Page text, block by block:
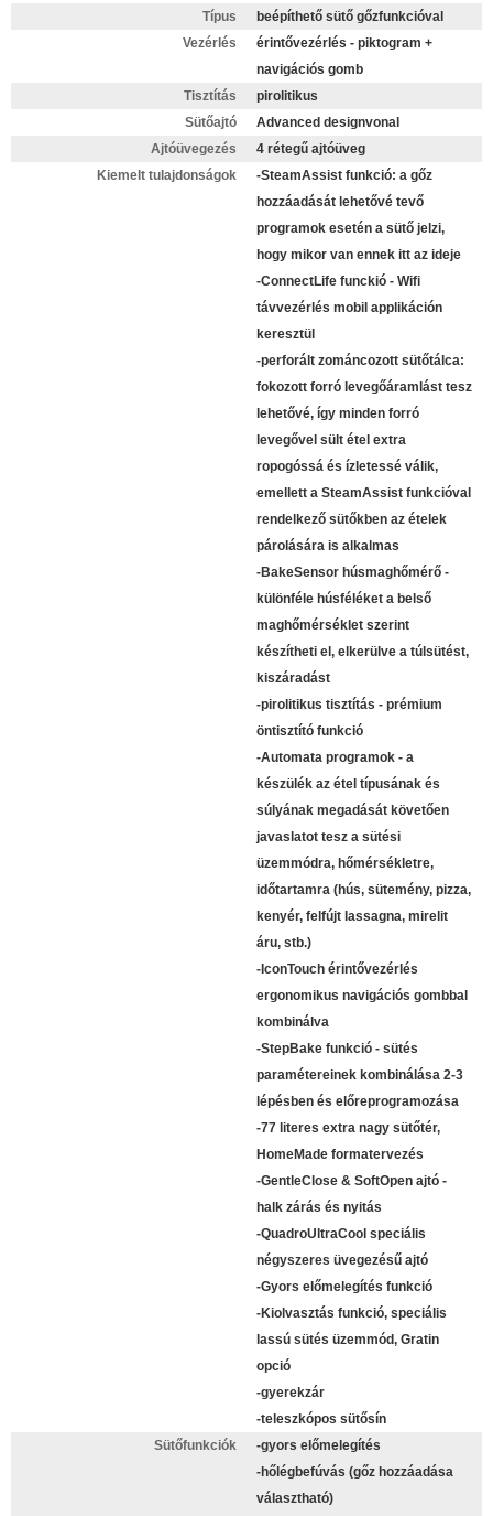
Típus
beépíthető sütő gőzfunkcióval
Vezérlés
érintővezérlés - piktogram +
navigációs gomb
Tisztítás
pirolitikus
Sütőajtó
Advanced designvonal
Ajtóüvegezés
4 rétegű ajtóüveg
Kiemelt tulajdonságok
-SteamAssist funkció: a gőz
hozzáadását lehetővé tevő
programok esetén a sütő jelzi,
hogy mikor van ennek itt az ideje
-ConnectLife funckió - Wifi
távvezérlés mobil applikáción
keresztül
-perforált zománcozott sütőtálca:
fokozott forró levegőáramlást tesz
lehetővé, így minden forró
levegővel sült étel extra
ropogóssá és ízletessé válik,
emellett a SteamAssist funkcióval
rendelkező sütőkben az ételek
párolására is alkalmas
-BakeSensor húsmaghőmérő -
különféle húsféléket a belső
maghőmérséklet szerint
készítheti el, elkerülve a túlsütést,
kiszáradást
-pirolitikus tisztítás - prémium
öntisztító funkció
-Automata programok - a
készülék az étel típusának és
súlyának megadását követően
javaslatot tesz a sütési
üzemmódra, hőmérsékletre,
időtartamra (hús, sütemény, pizza,
kenyér, felfújt lassagna, mirelit
áru, stb.)
-IconTouch érintővezérlés
ergonomikus navigációs gombbal
kombinálva
-StepBake funkció - sütés
paramétereinek kombinálása 2-3
lépésben és előreprogramozása
-77 literes extra nagy sütőtér,
HomeMade formatervezés
-GentleClose & SoftOpen ajtó -
halk zárás és nyitás
-QuadroUltraCool speciális
négyszeres üvegezésű ajtó
-Gyors előmelegítés funkció
-Kiolvasztás funkció, speciális
lassú sütés üzemmód, Gratin
opció
-gyerekzár
-teleszkópos sütősín
Sütőfunkciók
-gyors előmelegítés
-hőlégbefúvás (gőz hozzáadása
választható)